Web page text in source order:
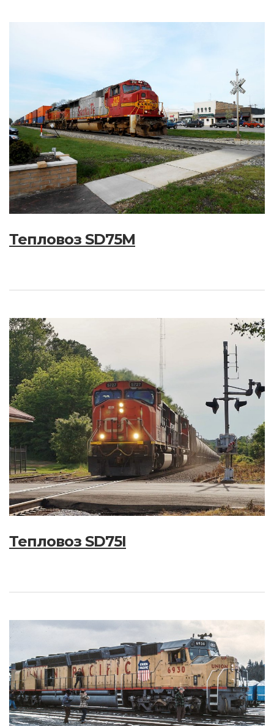
Тепловоз SD75M
Тепловоз SD75I